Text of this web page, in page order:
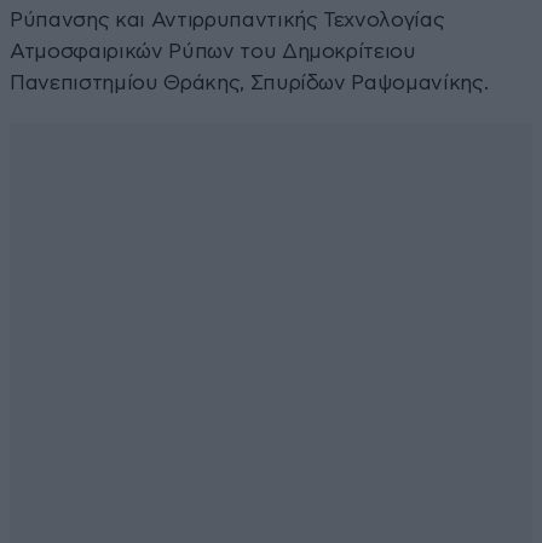
Ρύπανσης και Αντιρρυπαντικής Τεχνολογίας
Ατμοσφαιρικών Ρύπων του Δημοκρίτειου
Πανεπιστημίου Θράκης, Σπυρίδων Ραψομανίκης.